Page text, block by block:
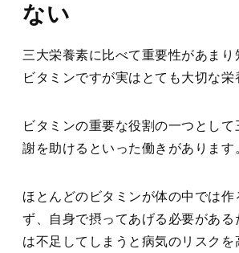
ない
三大栄養素に比べて重要性があまり
ビタミンですが実はとても大切な栄
ビタミンの重要な役割の一つとし
謝を助けるといった働きがあります
ほとんどのビタミンが体の中では作
ず、自身で摂ってあげる必要がある
は不足してしまうと病気のリスク